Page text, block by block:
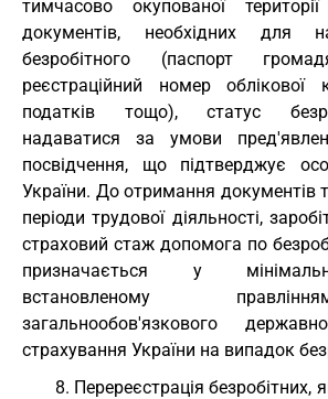
тимчасово окупованої
документів, необхідних для
безробітного (паспорт
реєстраційний номер облікової
податків тощо), статус
надаватися за умови
посвідчення, що підтверджує
України. До отримання документів
періоди трудової діяльності,
страховий стаж допомога по
призначається у
встановленому
загальнообов'язкового
страхування України на випадок
8. Перереєстрація безробітних,